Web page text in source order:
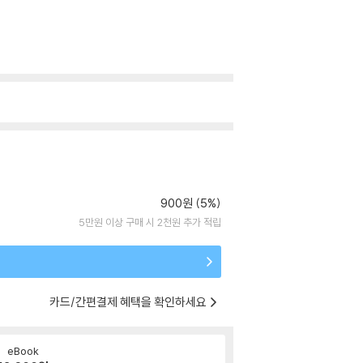
900원 (5%)
5만원 이상 구매 시 2천원 추가 적립
카드/간편결제 혜택을 확인하세요
eBook